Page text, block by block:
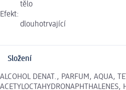
tělo
Efekt:
dlouhotrvající
Složení
ALCOHOL DENAT., PARFUM, AQUA,
ACETYLOCTAHYDRONAPHTHALENES,